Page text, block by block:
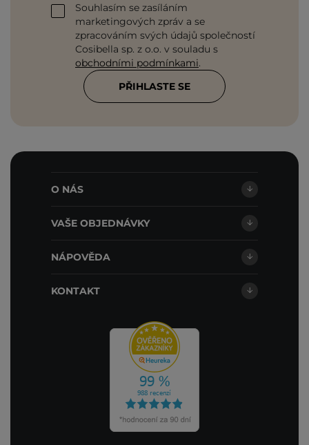
Souhlasím se zasíláním
marketingových zpráv a se
zpracováním svých údajů společností
Cosibella sp. z o.o. v souladu s
obchodními podmínkami.
PŘIHLASTE SE
O NÁS
VAŠE OBJEDNÁVKY
NÁPOVĚDA
KONTAKT